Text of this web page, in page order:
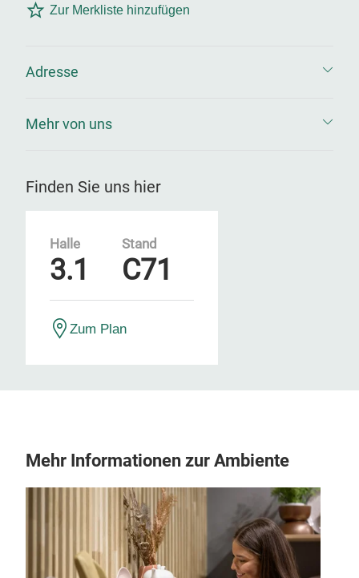
Zur Merkliste hinzufügen
Adresse
Mehr von uns
Finden Sie uns hier
Halle
3.1
Stand
C71
Zum Plan
Mehr Informationen zur Ambiente